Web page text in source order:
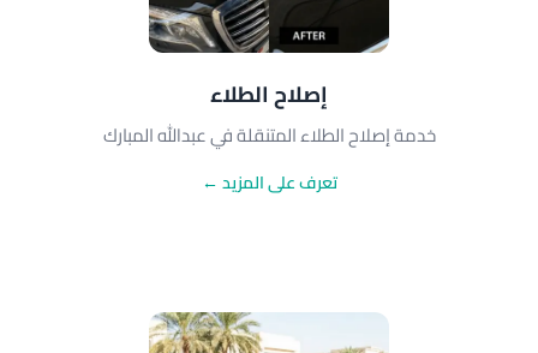
إصلاح الطلاء
خدمة إصلاح الطلاء المتنقلة في عبدالله المبارك
تعرف على المزيد ←